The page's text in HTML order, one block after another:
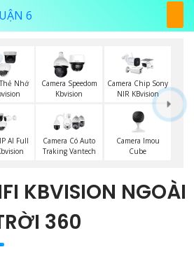
6
Nhớ
Camera Speedom
Kbvision
Camera Chip Sony
NIR KBvision
AI Full
Camera Có Auto
Traking Vantech
Camera Imou
Cube
KBVISION NGOÀI
360